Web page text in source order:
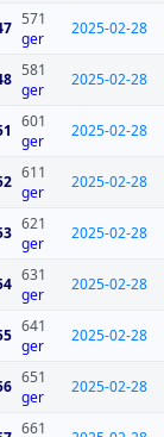
571
ger
2025-02-28
581
ger
2025-02-28
601
ger
2025-02-28
611
ger
2025-02-28
621
ger
2025-02-28
631
ger
2025-02-28
641
ger
2025-02-28
651
ger
2025-02-28
661